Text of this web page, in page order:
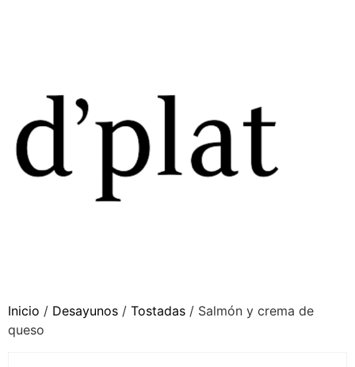
Inicio / Desayunos / Tostadas / Salmón y crema de
queso